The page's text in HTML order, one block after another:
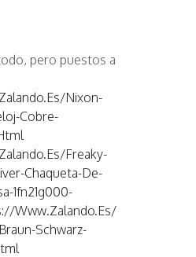
pero puestos a
nixon-
Cobre-
freaky-
Chaqueta-De-
1fn21g000-
www.zalando.es/
Schwarz-